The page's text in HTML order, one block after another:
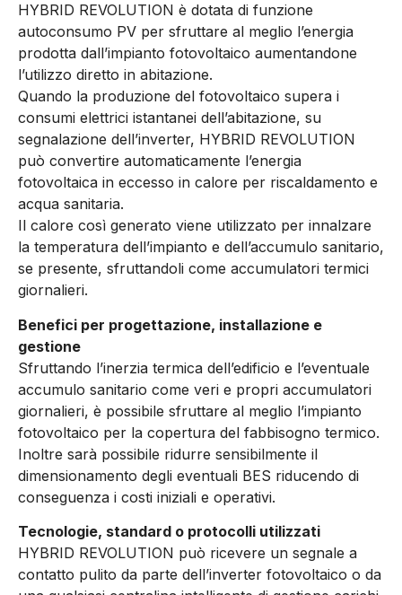
HYBRID REVOLUTION è dotata di funzione
autoconsumo PV per sfruttare al meglio l’energia
prodotta dall’impianto fotovoltaico aumentandone
l’utilizzo diretto in abitazione.
Quando la produzione del fotovoltaico supera i
consumi elettrici istantanei dell’abitazione, su
segnalazione dell’inverter, HYBRID REVOLUTION
può convertire automaticamente l’energia
fotovoltaica in eccesso in calore per riscaldamento e
acqua sanitaria.
Il calore così generato viene utilizzato per innalzare
la temperatura dell’impianto e dell’accumulo sanitario,
se presente, sfruttandoli come accumulatori termici
giornalieri.
Benefici per progettazione, installazione e
gestione
Sfruttando l’inerzia termica dell’edificio e l’eventuale
accumulo sanitario come veri e propri accumulatori
giornalieri, è possibile sfruttare al meglio l’impianto
fotovoltaico per la copertura del fabbisogno termico.
Inoltre sarà possibile ridurre sensibilmente il
dimensionamento degli eventuali BES riducendo di
conseguenza i costi iniziali e operativi.
Tecnologie, standard o protocolli utilizzati
HYBRID REVOLUTION può ricevere un segnale a
contatto pulito da parte dell’inverter fotovoltaico o da